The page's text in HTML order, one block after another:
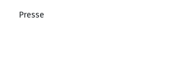
Presse